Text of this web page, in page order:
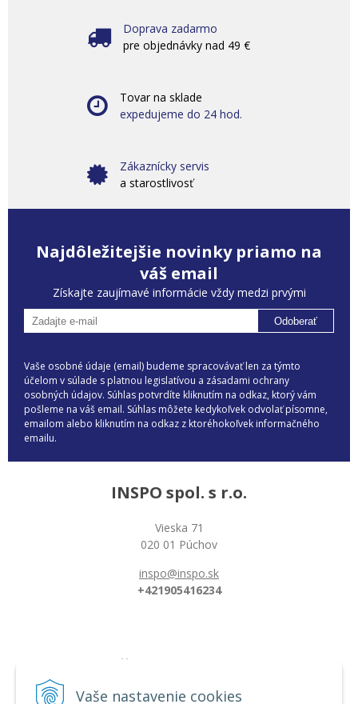
Vaše nastavenie cookies
Doprava zadarmo
pre objednávky nad 49 €
Tovar na sklade
expedujeme do 24 hod.
Zákaznícky servis
a starostlivosť
Najdôležitejšie novinky priamo na
váš email
Získajte zaujímavé informácie vždy medzi prvými
Odoberať
Vaše osobné údaje (email) budeme spracovávať len za týmto
účelom v súlade s platnou legislatívou a zásadami ochrany
osobných údajov. Súhlas potvrdíte kliknutím na odkaz, ktorý vám
pošleme na váš email. Súhlas môžete kedykoľvek odvolať písomne,
emailom alebo kliknutím na odkaz z ktoréhokoľvek informačného
emailu.
INSPO spol. s r.o.
Vieska 71
020 01 Púchov
inspo@inspo.sk
+421905416234
Všetko o nákupe
Možnosti platby a doprava